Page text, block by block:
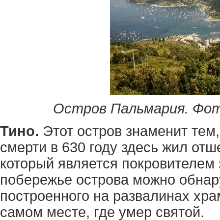
Остров Пальмария.
Тино. Этот остров знаменит
смерти в 630 году здесь жил
который является
побережье острова можно
построенного на развалинах
самом месте, где умер святой.